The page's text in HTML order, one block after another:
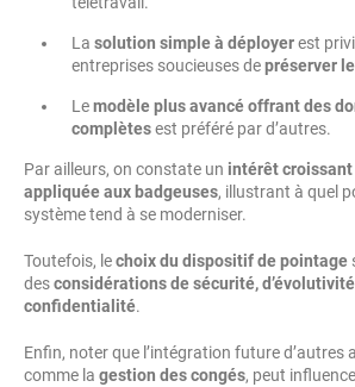
La solution simple à déployerest
entreprises soucieuses depréserver
Lemodèle plus avancé offrant des
complètesest préféré par d’autres.
Par ailleurs, on constate un intérêt
appliquée aux badgeuses, illustrant à quel
système tend à se moderniser.
Toutefois, lechoix du dispositif de pointage
desconsidérations de sécurité,
confidentialité.
Enfin, noter que l’intégration future d’autres
comme la gestion des congés, peut